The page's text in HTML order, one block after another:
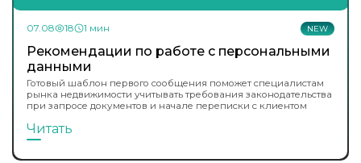
NEW
07.08 18 1 мин
Рекомендации по работе с персональными
данными
Готовый шаблон первого сообщения поможет специалистам
рынка недвижимости учитывать требования законодательства
при запросе документов и начале переписки с клиентом
Читать